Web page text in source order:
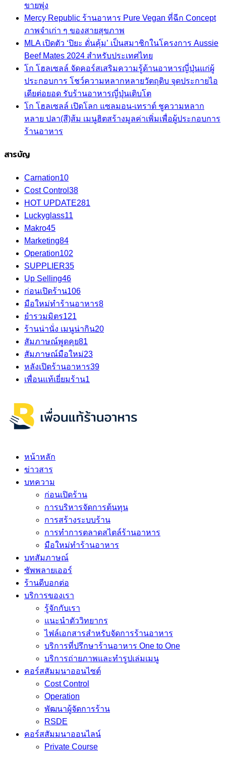
ขายพุ่ง
Mercy Republic ร้านอาหาร Pure Vegan ที่ฉีก Concept
ภาพจำเก่า ๆ ของสายสุขภาพ
MLA เปิดตัว ‘ปิยะ ดั่นคุ้ม’ เป็นสมาชิกในโครงการ Aussie
Beef Mates 2024 สำหรับประเทศไทย
โก โฮลเซลล์ จัดคอร์สเสริมความรู้ด้านอาหารญี่ปุ่นแก่ผู้
ประกอบการ โชว์ความหลากหลายวัตถุดิบ จุดประกายไอ
เดียต่อยอด รับร้านอาหารญี่ปุ่นเติบโต
โก โฮลเซลล์ เปิดโลก แซลมอน-เทราต์ ชูความหลาก
หลาย ปลา(สี)ส้ม เมนูฮิตสร้างมูลค่าเพิ่มเพื่อผู้ประกอบการ
ร้านอาหาร
สารบัญ
Carnation10
Cost Control 38
HOT UPDATE281
Luckyglass11
Makro45
Marketing84
Operation102
SUPPLIER35
Up Selling46
ก่อนเปิดร้าน106
มือใหม่ทำร้านอาหาร8
ยำรวมมิตร121
ร้านน่านั่ง เมนูน่ากิน20
สัมภาษณ์พูดคุย81
สัมภาษณ์มือใหม่23
หลังเปิดร้านอาหาร39
เพื่อนแท้เยี่ยมร้าน1
หน้าหลัก
ข่าวสาร
บทความ
ก่อนเปิดร้าน
การบริหารจัดการต้นทุน
การสร้างระบบร้าน
การทำการตลาดสไตล์ร้านอาหาร
มือใหม่ทำร้านอาหาร
บทสัมภาษณ์
ซัพพลายเออร์
ร้านดีบอกต่อ
บริการของเรา
รู้จักกับเรา
แนะนำตัววิทยากร
ไฟล์เอกสารสำหรับจัดการร้านอาหาร
บริการที่ปรึกษาร้านอาหาร One to One
บริการถ่ายภาพและทำรูปเล่มเมนู
คอร์สสัมมนาออนไซต์
Cost Control
Operation
พัฒนาผู้จัดการร้าน
RSDE
คอร์สสัมมนาออนไลน์
Private Course